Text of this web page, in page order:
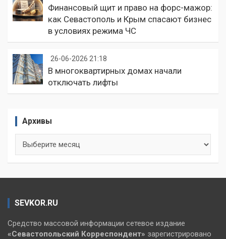
Финансовый щит и право на форс-мажор:
как Севастополь и Крым спасают бизнес
в условиях режима ЧС
26-06-2026 21:18
В многоквартирных домах начали
отключать лифты
Архивы
SEVKOR.RU
Средство массовой информации сетевое издание
«Севастопольский Корреспондент» зарегистрировано